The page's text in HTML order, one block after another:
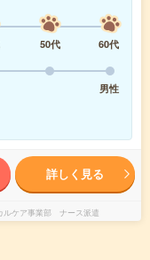
50代
60代
男性
詳しく見る
ルケア事業部 ナース派遣